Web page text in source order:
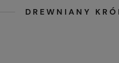
DREWNIANY